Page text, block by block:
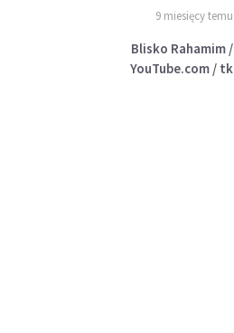
9 miesięcy temu
Blisko Rahamim /
YouTube.com / tk